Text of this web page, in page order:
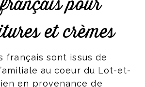
et crèmes
français sont issus de
au coeur du Lot-et-
en provenance de